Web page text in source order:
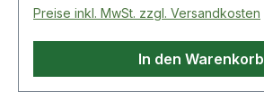
Preise inkl. MwSt. zzgl. Versandkosten
In den Warenkorb